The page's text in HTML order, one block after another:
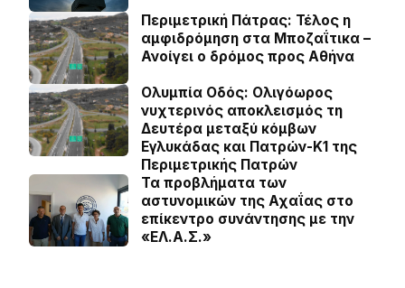
Περιμετρική Πάτρας: Τέλος η
αμφιδρόμηση στα Μποζαΐτικα –
Ανοίγει ο δρόμος προς Αθήνα
Ολυμπία Οδός: Ολιγόωρος
νυχτερινός αποκλεισμός τη
Δευτέρα μεταξύ κόμβων
Εγλυκάδας και Πατρών-Κ1 της
Περιμετρικής Πατρών
Τα προβλήματα των
αστυνομικών της Αχαΐας στο
επίκεντρο συνάντησης με την
«ΕΛ.Α.Σ.»